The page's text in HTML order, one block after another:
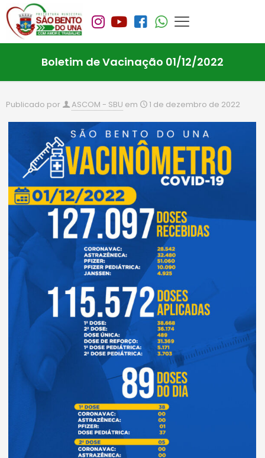
Boletim de Vacinação 01/12/2022
Publicado por ASCOM - SBU em 1 de dezembro de 2022